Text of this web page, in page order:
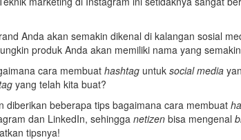
Anda akan semakin dikenal di kalangan sosial
produk Anda akan memiliki nama yang
cara membuat hashtag untuk social media
yang telah kita buat?
diberikan beberapa tips bagaimana cara membuat
dan LinkedIn, sehingga netizen bisa mengenal
tipsnya!